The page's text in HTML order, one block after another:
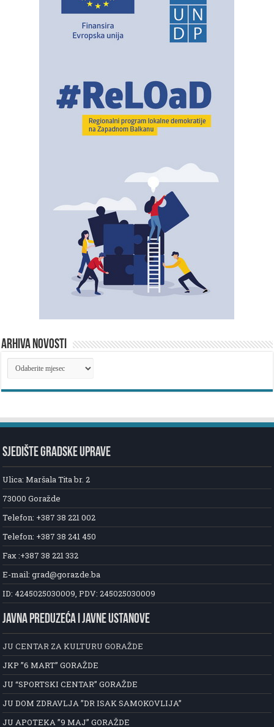
ARHIVA NOVOSTI
ARHIVA
NOVOSTI
SJEDIŠTE GRADSKE UPRAVE
Ulica: Maršala Tita br. 2
73000 Goražde
Telefon: +387 38 221 002
Telefon: +387 38 241 450
Fax :+387 38 221 332
E-mail: grad@gorazde.ba
ID: 4245025030009, PDV: 245025030009
JAVNA PREDUZEĆA I JAVNE USTANOVE
JU CENTAR ZA KULTURU GORAŽDE
JKP ”6 MART” GORAŽDE
JU “SPORTSKI CENTAR” GORAŽDE
JU DOM ZDRAVLJA ”DR ISAK SAMOKOVLIJA”
JU APOTEKA ”9 MAJ” GORAŽDE